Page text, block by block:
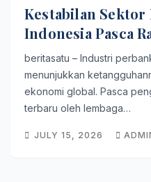
Kestabilan Sektor
Indonesia Pasca
beritasatu – Industri
menunjukkan
ekonomi global. Pasca
terbaru oleh lembaga…
JULY 15, 2026